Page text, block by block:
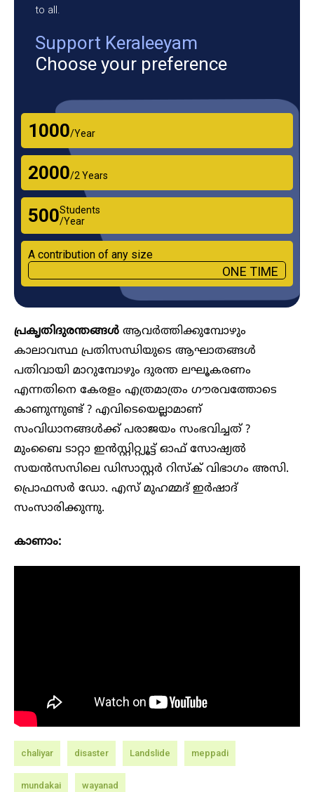
to all.
Support Keraleeyam
Choose your preference
₹1000/Year
₹2000/2 Years
₹500Students
/Year
A contribution of any size
ONE TIME
പ്രകൃതിദുരന്തങ്ങൾ ആവർത്തിക്കുമ്പോഴും
കാലാവസ്ഥ പ്രതിസന്ധിയുടെ ആഘാതങ്ങൾ
പതിവായി മാറുമ്പോഴും ദുരന്ത ലഘൂകരണം
എന്നതിനെ കേരളം എത്രമാത്രം ​ഗൗരവത്തോടെ
കാണുന്നുണ്ട് ? എവിടെയെല്ലാമാണ്
സംവിധാനങ്ങൾക്ക് പരാജയം സംഭവിച്ചത് ?
മുംബൈ ടാറ്റാ ഇൻസ്റ്റിറ്റ്യൂട്ട് ഓഫ് സോഷ്യൽ
സയൻസസിലെ ഡിസാസ്റ്റർ റിസ്ക് വിഭാ​ഗം അസി.
പ്രൊഫസർ ഡോ. എസ് മുഹമ്മദ് ഇർഷാദ്
സംസാരിക്കുന്നു.
കാണാം:
chaliyar disaster Landslide meppadi
mundakai wayanad